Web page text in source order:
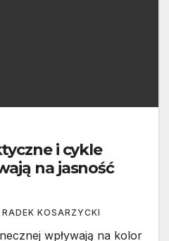
i cykle
na jasność
RADEK KOSARZYCKI
wpływają na kolor